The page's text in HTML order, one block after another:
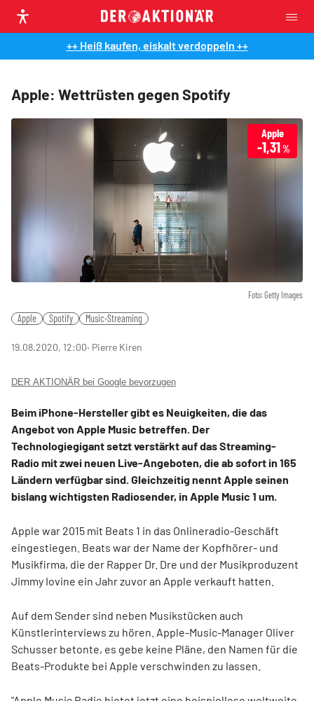
++ Heiß kaufen, eiskalt verdoppeln ++
Apple: Wettrüsten gegen Spotify
Foto: Getty Images
Apple
-1,31%
Apple Spotify Music-Streaming
19.08.2020, 12:00‧ Pierre Kiren
DER AKTIONÄR bei Google bevorzugen
Beim iPhone-Hersteller gibt es Neuigkeiten, die das
Angebot von Apple Music betreffen. Der
Technologiegigant setzt verstärkt auf das Streaming-
Radio mit zwei neuen Live-Angeboten, die ab sofort in 165
Ländern verfügbar sind. Gleichzeitig nennt Apple seinen
bislang wichtigsten Radiosender, in Apple Music 1 um.
Apple war 2015 mit Beats 1 in das Onlineradio-Geschäft
eingestiegen. Beats war der Name der Kopfhörer- und
Musikfirma, die der Rapper Dr. Dre und der Musikproduzent
Jimmy Iovine ein Jahr zuvor an Apple verkauft hatten.
Auf dem Sender sind neben Musikstücken auch
Künstlerinterviews zu hören. Apple-Music-Manager Oliver
Schusser betonte, es gebe keine Pläne, den Namen für die
Beats-Produkte bei Apple verschwinden zu lassen.